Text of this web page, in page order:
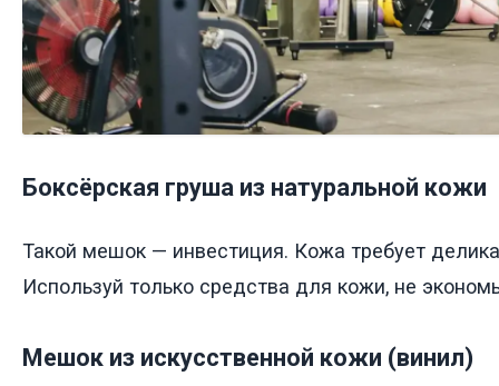
Боксёрская груша из натуральной кожи
Такой мешок — инвестиция. Кожа требует
Используй только средства для кожи, не
Мешок из искусственной кожи (винил)